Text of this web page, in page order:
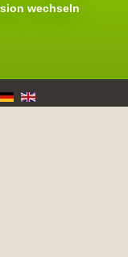
wechseln